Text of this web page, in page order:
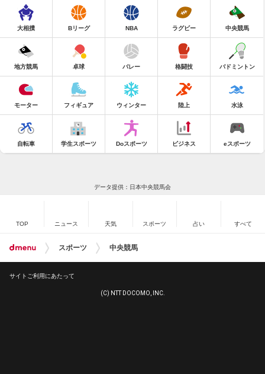
大相撲 Bリーグ NBA ラグビー 中央競馬
地方競馬 卓球 バレー 格闘技 バドミントン
モーター フィギュア ウィンター 陸上 水泳
自転車 学生スポーツ Doスポーツ ビジネス eスポーツ
データ提供：日本中央競馬会
TOP ニュース 天気 スポーツ 占い すべて
スポーツ 中央競馬
サイトご利用にあたって
(C) NTT DOCOMO, INC.